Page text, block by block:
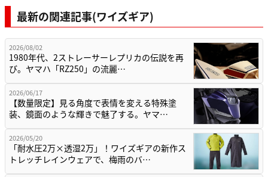
最新の関連記事(ワイズギア)
2026/08/02
1980年代、2ストレーサーレプリカの伝説を再
び。ヤマハ「RZ250」の流麗…
2026/06/17
【数量限定】見る角度で表情を変える特殊塗
装、鏡面のような輝きで魅了する。ヤマ…
2026/05/20
「耐水圧2万×透湿2万」！ワイズギアの新作ス
トレッチレインウェアで、梅雨のバ…